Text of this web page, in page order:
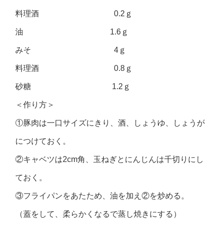
料理酒 0.2ｇ
油 1.6ｇ
みそ 4ｇ
料理酒 0.8ｇ
砂糖 1.2ｇ
＜作り方＞
①豚肉は一口サイズにきり、酒、しょうゆ、しょうが
につけておく。
②キャベツは2cm角、玉ねぎとにんじんは千切りにし
ておく。
③フライパンをあたため、油を加え②を炒める。
（蓋をして、柔らかくなるで蒸し焼きにする）